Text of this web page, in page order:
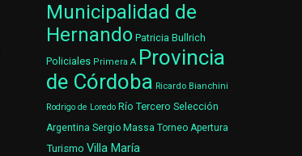
Municipalidad de
Hernando Patricia Bullrich
Policiales Primera A Provincia
de Córdoba Ricardo Bianchini
Rodrigo de Loredo Río Tercero Selección
Argentina Sergio Massa Torneo Apertura
Turismo Villa María